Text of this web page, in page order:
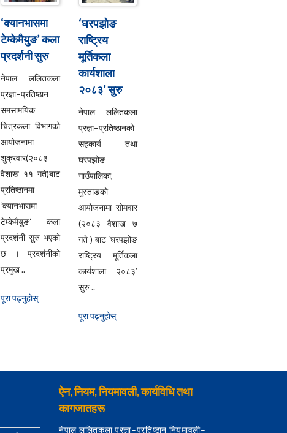
‘क्यानभासमा
टेम्केमैयुङ’ कला
प्रदर्शनी सुरु
नेपाल ललितकला
प्रज्ञा–प्रतिष्ठान
समसामयिक
चित्रकला विभागको
आयोजनामा
शुक्रवार(२०८३
वैशाख ११ गते)बाट
प्रतिष्ठानमा
‘क्यानभासमा
टेम्केमैयुङ’ कला
प्रदर्शनी सुरु भएको
छ । प्रदर्शनीको
प्रमुख ..
पूरा पढ्नुहाेस्
‘घरपझोङ
राष्ट्रिय
मूर्तिकला
कार्यशाला
२०८३’ सुरु
नेपाल ललितकला
प्रज्ञा–प्रतिष्ठानको
सहकार्य तथा
घरपझोङ
गाउँपालिका,
मुस्ताङको
आयोजनामा सोमवार
(२०८३ वैशाख ७
गते ) बाट ‘घरपझोङ
राष्ट्रिय मूर्तिकला
कार्यशाला २०८३’
सुरु ..
पूरा पढ्नुहाेस्
ऐन, नियम, नियमावली, कार्यविधि तथा
कागजातहरू
नेपाल ललितकला प्रज्ञा–प्रतिष्ठान नियमावली–